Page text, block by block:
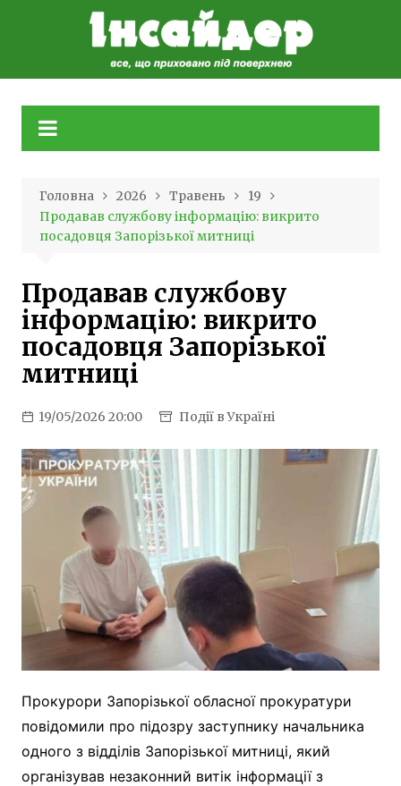
Головна 2026 Травень
19
Продавав службову інформацію: викрито
посадовця Запорізької митниці
Продавав службову
інформацію: викрито
посадовця Запорізької
митниці
19/05/2026 20:00 Події в Україні
Прокурори Запорізької обласної прокуратури
повідомили про підозру заступнику начальника
одного з відділів Запорізької митниці, який
організував незаконний витік інформації з